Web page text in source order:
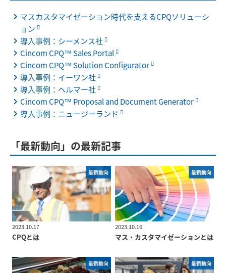
マスカスタマイゼーション時代を支えるCPQソリューシ
ョン
導入事例：シーメンス社
Cincom CPQ™ Sales Portal
Cincom CPQ™ Solution Configurator
導入事例：イーワン社
導入事例：ヘルマー社
Cincom CPQ™ Proposal and Document Generator
導入事例：ニュージーランド
「最新動向」の最新記事
最新動向
2023.10.17
CPQとは
最新動向
2023.10.16
マス・カスタマイゼーションとは
最新動向 最新動向